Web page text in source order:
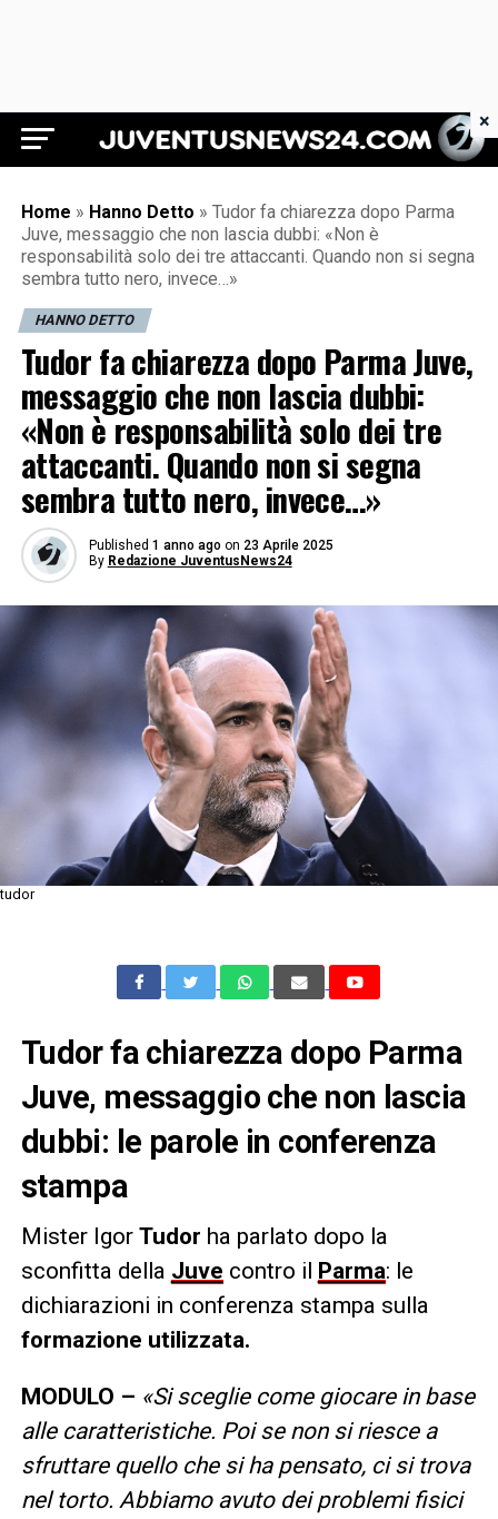
Juventus News 24
Home » Hanno Detto » Tudor fa chiarezza dopo Parma
Juve, messaggio che non lascia dubbi: «Non è
responsabilità solo dei tre attaccanti. Quando non si segna
sembra tutto nero, invece…»
HANNO DETTO
Tudor fa chiarezza dopo Parma Juve,
messaggio che non lascia dubbi:
«Non è responsabilità solo dei tre
attaccanti. Quando non si segna
sembra tutto nero, invece…»
Published 1 anno ago on 23 Aprile 2025
By Redazione JuventusNews24
tudor
Tudor fa chiarezza dopo Parma
Juve, messaggio che non lascia
dubbi: le parole in conferenza
stampa
Mister Igor Tudor ha parlato dopo la
sconfitta della Juve contro il Parma: le
dichiarazioni in conferenza stampa sulla
formazione utilizzata.
MODULO – «Si sceglie come giocare in base
alle caratteristiche. Poi se non si riesce a
sfruttare quello che si ha pensato, ci si trova
nel torto. Abbiamo avuto dei problemi fisici
×